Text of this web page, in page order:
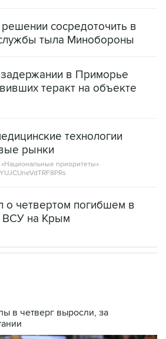
сосредоточить в
тыла Минобороны
в Приморье
теракт на объекте
технологии
рынки
приоритеты».
о четвертом погибшем в
ВСУ на Крым
в четверг выросли, за